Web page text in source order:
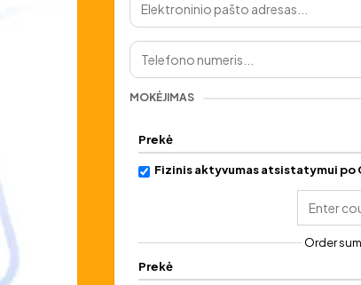
MOKĖJIMAS
Prekė
Fizinis aktyvumas atsistatymui po
Order
Prekė